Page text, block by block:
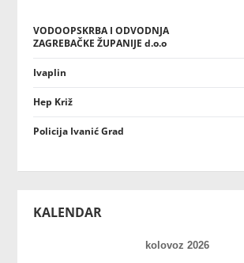
VODOOPSKRBA I ODVODNJA
ZAGREBAČKE ŽUPANIJE d.o.o
Ivaplin
Hep Križ
Policija Ivanić Grad
KALENDAR
kolovoz 2026